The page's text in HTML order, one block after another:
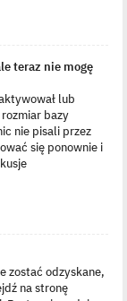
teraz nie mogę
lub
bazy
nie pisali przez
się ponownie i
zostać odzyskane,
na stronę